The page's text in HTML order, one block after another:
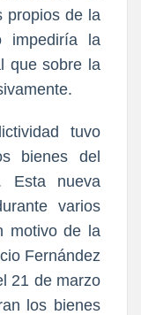
propios de la
impediría la
que sobre la
tuvo
bienes del
Esta nueva
varios
motivo de la
Fernández
21 de marzo
los bienes